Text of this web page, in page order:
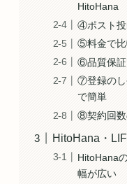
HitoHana
④ポスト投
⑤料金で比
⑥品質保証
⑦登録のし
で簡単
⑧契約回数
HitoHana・
HitoHana
幅が広い